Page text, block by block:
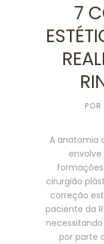
7
POR
A anatomia
formações
cirurgião
correção
paciente da
por parte